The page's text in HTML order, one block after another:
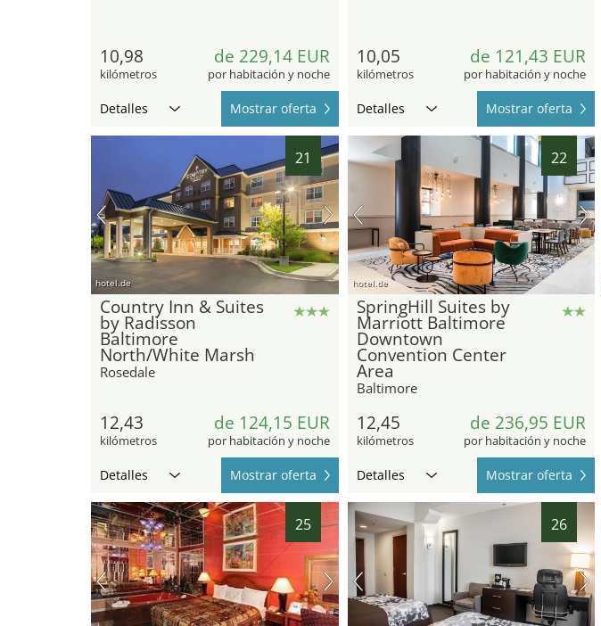
10,98
kilómetros
de 229,14 EUR
por habitación y noche
Detalles Mostrar oferta
10,05
kilómetros
de 121,43 EUR
por habitación y noche
Detalles Mostrar oferta
21
hotel.de
Country Inn & Suites
by Radisson
Baltimore
North/White Marsh
Rosedale
12,43
kilómetros
de 124,15 EUR
por habitación y noche
Detalles Mostrar oferta
22
hotel.de
SpringHill Suites by
Marriott Baltimore
Downtown
Convention Center
Area
Baltimore
12,45
kilómetros
de 236,95 EUR
por habitación y noche
Detalles Mostrar oferta
25 26